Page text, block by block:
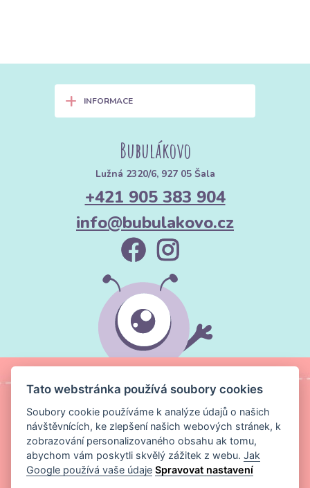
+ INFORMACE
Bubulákovo
Lužná 2320/6, 927 05 Šala
+421 905 383 904
info@bubulakovo.cz
Tato webstránka používá soubory cookies
Soubory cookie používáme k analýze údajů o našich
návštěvnících, ke zlepšení našich webových stránek, k
zobrazování personalizovaného obsahu ak tomu,
abychom vám poskytli skvělý zážitek z webu.Jak
Google používá vaše údaje Spravovat nastavení